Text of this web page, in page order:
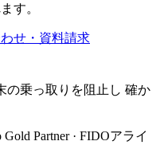
す。
せ・資料請求
の乗っ取りを阻止し 確か
Gold Partner · FIDOアライ